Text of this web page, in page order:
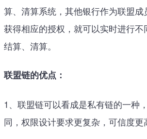
算、清算系统，其他银行作为联盟成
获得相应的授权，就可以实时进行
结算、清算。
联盟链的优点：
1、联盟链可以看成是私有链的一种
同，权限设计要求更复杂，可信度更